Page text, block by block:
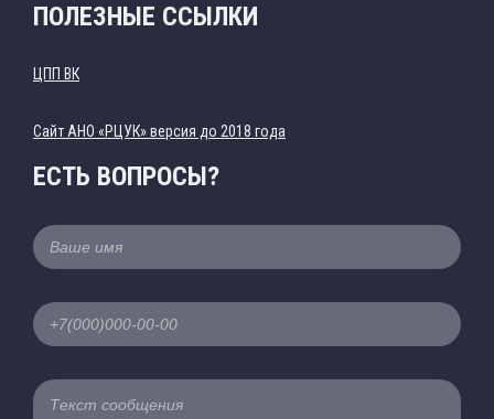
ПОЛЕЗНЫЕ ССЫЛКИ
ЦПП ВК
Cайт АНО «РЦУК» версия до 2018 года
ЕСТЬ ВОПРОСЫ?